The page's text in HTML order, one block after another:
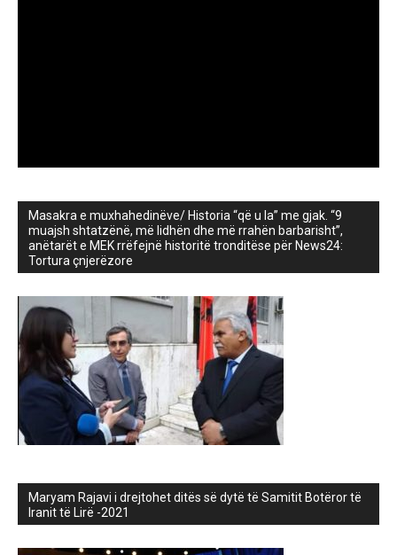
Masakra e muxhahedinëve/ Historia “që u la” me gjak. “9
muajsh shtatzënë, më lidhën dhe më rrahën barbarisht”,
anëtarët e MEK rrëfejnë historitë tronditëse për News24:
Tortura çnjerëzore
Maryam Rajavi i drejtohet ditës së dytë të Samitit Botëror të
Iranit të Lirë -2021